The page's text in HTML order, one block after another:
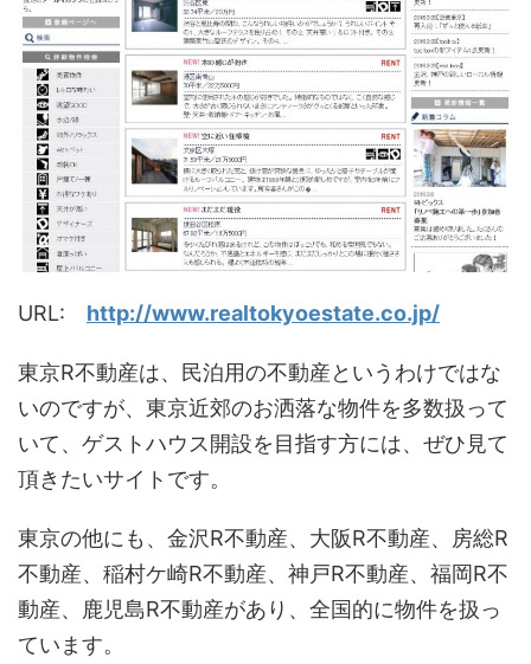
URL: http://www.realtokyoestate.co.jp/
東京R不動産は、民泊用の不動産というわけではな
いのですが、東京近郊のお洒落な物件を多数扱って
いて、ゲストハウス開設を目指す方には、ぜひ見て
頂きたいサイトです。
東京の他にも、金沢R不動産、大阪R不動産、房総R
不動産、稲村ケ崎R不動産、神戸R不動産、福岡R不
動産、鹿児島R不動産があり、全国的に物件を扱っ
ています。